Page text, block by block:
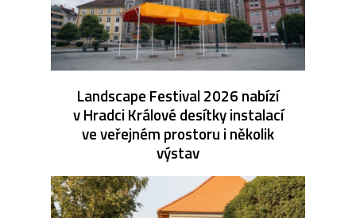
Landscape Festival 2026 nabízí
v Hradci Králové desítky instalací
ve veřejném prostoru i několik
výstav